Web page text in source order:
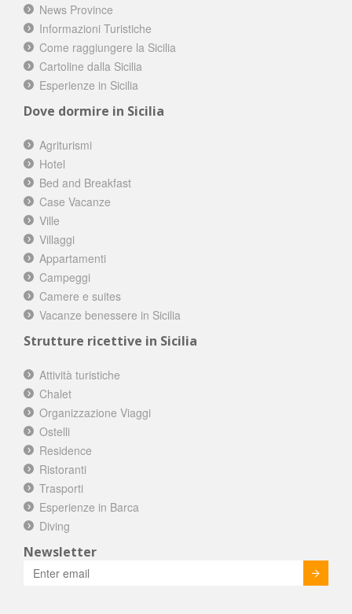
News Province
Informazioni Turistiche
Come raggiungere la Sicilia
Cartoline dalla Sicilia
Esperienze in Sicilia
Dove dormire in Sicilia
Agriturismi
Hotel
Bed and Breakfast
Case Vacanze
Ville
Villaggi
Appartamenti
Campeggi
Camere e suites
Vacanze benessere in Sicilia
Strutture ricettive in Sicilia
Attività turistiche
Chalet
Organizzazione Viaggi
Ostelli
Residence
Ristoranti
Trasporti
Esperienze in Barca
Diving
Newsletter